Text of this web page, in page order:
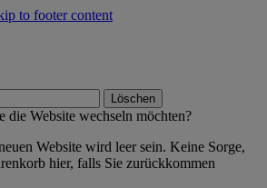
to footer content
Löschen
die Website wechseln möchten?
Website wird leer sein. Keine Sorge,
hier, falls Sie zurückkommen